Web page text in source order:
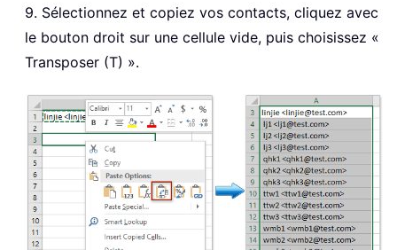
9. Sélectionnez et copiez vos contacts, cliquez avec
le bouton droit sur une cellule vide, puis choisissez «
Transposer (T) ».